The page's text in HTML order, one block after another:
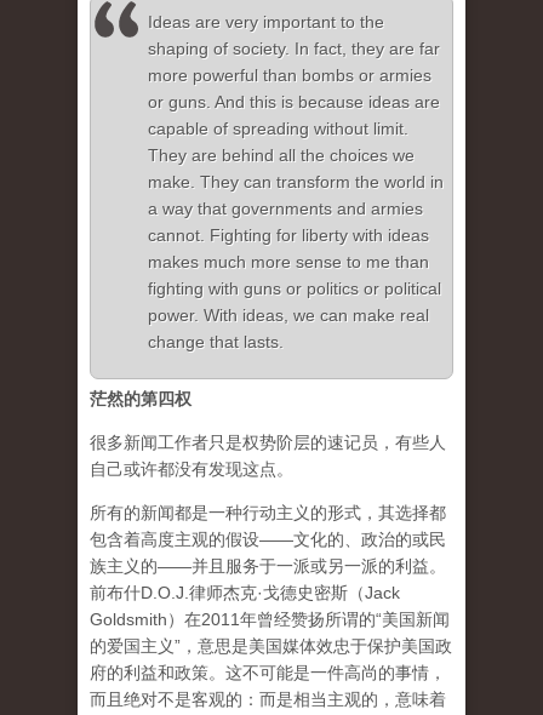
Ideas are very important to the
shaping of society. In fact, they are far
more powerful than bombs or armies
or guns. And this is because ideas are
capable of spreading without limit.
They are behind all the choices we
make. They can transform the world in
a way that governments and armies
cannot. Fighting for liberty with ideas
makes much more sense to me than
fighting with guns or politics or political
power. With ideas, we can make real
change that lasts.
茫然的第四权
很多新闻工作者只是权势阶层的速记员，有些人
自己或许都没有发现这点。
所有的新闻都是一种行动主义的形式，其选择都
包含着高度主观的假设——文化的、政治的或民
族主义的——并且服务于一派或另一派的利益。
前布什D.O.J.律师杰克·戈德史密斯（Jack
Goldsmith）在2011年曾经赞扬所谓的“美国新闻
的爱国主义”，意思是美国媒体效忠于保护美国政
府的利益和政策。这不可能是一件高尚的事情，
而且绝对不是客观的：而是相当主观的，意味着